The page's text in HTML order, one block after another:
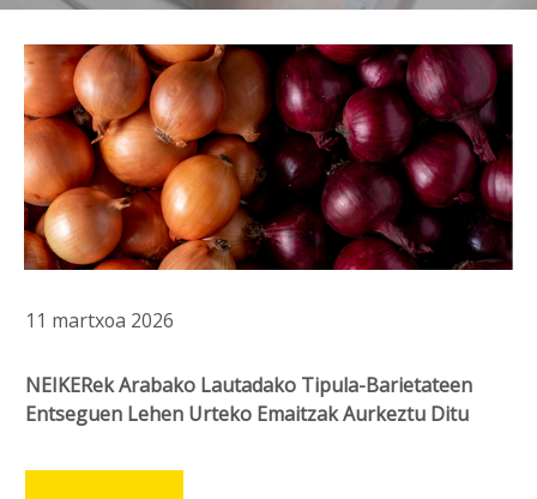
11 martxoa 2026
NEIKERek Arabako Lautadako Tipula-Barietateen
Entseguen Lehen Urteko Emaitzak Aurkeztu Ditu